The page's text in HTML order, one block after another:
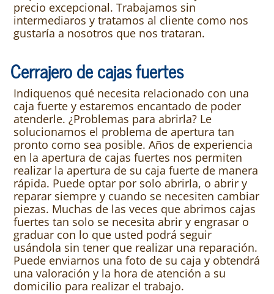
precio excepcional. Trabajamos sin
intermediaros y tratamos al cliente como nos
gustaría a nosotros que nos trataran.
Cerrajero de cajas fuertes
Indiquenos qué necesita relacionado con una
caja fuerte y estaremos encantado de poder
atenderle. ¿Problemas para abrirla? Le
solucionamos el problema de apertura tan
pronto como sea posible. Años de experiencia
en la apertura de cajas fuertes nos permiten
realizar la apertura de su caja fuerte de manera
rápida. Puede optar por solo abrirla, o abrir y
reparar siempre y cuando se necesiten cambiar
piezas. Muchas de las veces que abrimos cajas
fuertes tan solo se necesita abrir y engrasar o
graduar con lo que usted podrá seguir
usándola sin tener que realizar una reparación.
Puede enviarnos una foto de su caja y obtendrá
una valoración y la hora de atención a su
domicilio para realizar el trabajo.